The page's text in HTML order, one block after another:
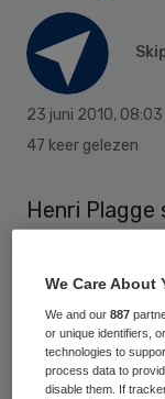
23 juni 2010, 08:03
47 keer gelezen
Henri
september
bestuur aan
stokje van
Peeters over.
We Care About
We and our887
or unique identifiers,
technologies to
process data to
disable them. If